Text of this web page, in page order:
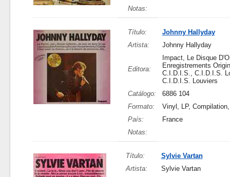
Notas:
Título:
Johnny Hallyday
Artista:
Johnny Hallyday
Editora:
Impact, Le Disque
Enregistrements
C.I.D.I.S., C.I.D.I.S.
C.I.D.I.S. Louviers
Catálogo:
6886 104
Formato:
Vinyl, LP,
País:
France
Notas:
Título:
Sylvie Vartan
Artista:
Sylvie Vartan